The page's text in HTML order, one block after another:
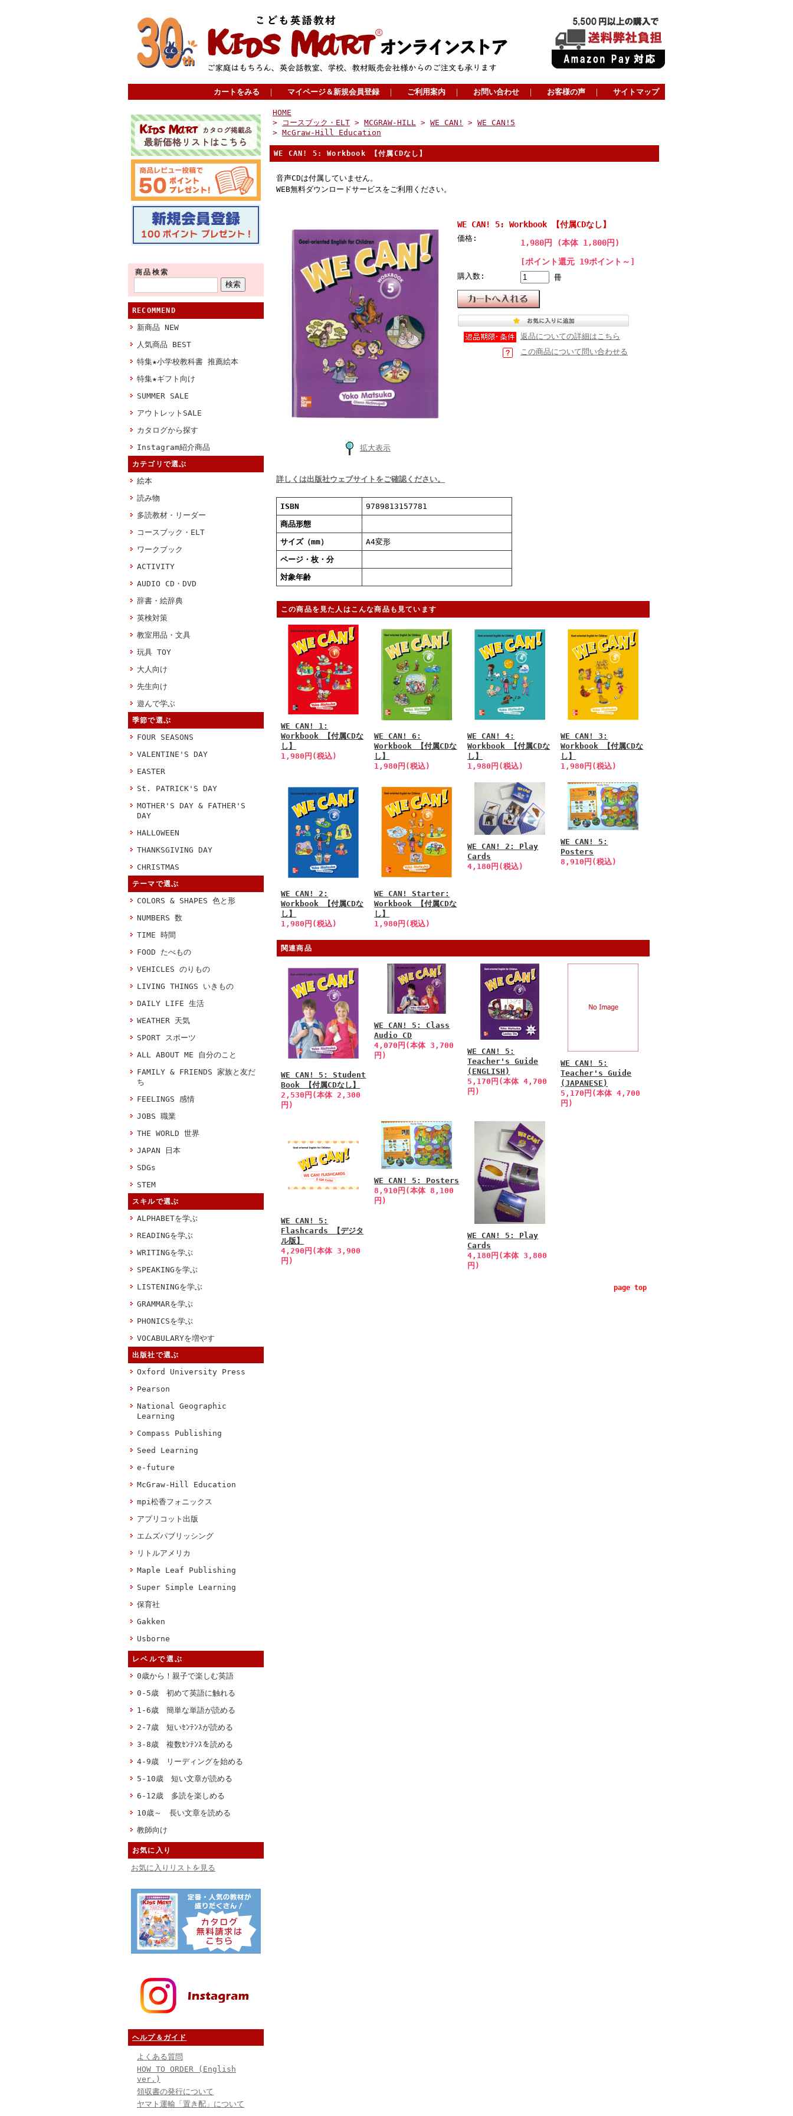
カートをみる ｜ マイページ＆新規会員登録 ｜ ご利用案内 ｜ お問い合わせ ｜ お客様の声 ｜ サイトマップ
商品検索
RECOMMEND
新商品 NEW
人気商品 BEST
特集★小学校教科書 推薦絵本
特集★ギフト向け
SUMMER SALE
アウトレットSALE
カタログから探す
Instagram紹介商品
カテゴリで選ぶ
絵本
読み物
多読教材・リーダー
コースブック・ELT
ワークブック
ACTIVITY
AUDIO CD・DVD
辞書・絵辞典
英検対策
教室用品・文具
玩具 TOY
大人向け
先生向け
遊んで学ぶ
季節で選ぶ
FOUR SEASONS
VALENTINE'S DAY
EASTER
St. PATRICK'S DAY
MOTHER'S DAY & FATHER'S
DAY
HALLOWEEN
THANKSGIVING DAY
CHRISTMAS
テーマで選ぶ
COLORS & SHAPES 色と形
NUMBERS 数
TIME 時間
FOOD たべもの
VEHICLES のりもの
LIVING THINGS いきもの
DAILY LIFE 生活
WEATHER 天気
SPORT スポーツ
ALL ABOUT ME 自分のこと
FAMILY & FRIENDS 家族と友だ
ち
FEELINGS 感情
JOBS 職業
THE WORLD 世界
JAPAN 日本
SDGs
STEM
スキルで選ぶ
ALPHABETを学ぶ
READINGを学ぶ
WRITINGを学ぶ
SPEAKINGを学ぶ
LISTENINGを学ぶ
GRAMMARを学ぶ
PHONICSを学ぶ
VOCABULARYを増やす
出版社で選ぶ
Oxford University Press
Pearson
National Geographic
Learning
Compass Publishing
Seed Learning
e-future
McGraw-Hill Education
mpi松香フォニックス
アプリコット出版
エムズパブリッシング
リトルアメリカ
Maple Leaf Publishing
Super Simple Learning
保育社
Gakken
Usborne
レベルで選ぶ
0歳から！親子で楽しむ英語
0-5歳 初めて英語に触れる
1-6歳 簡単な単語が読める
2-7歳 短いｾﾝﾃﾝｽが読める
3-8歳 複数ｾﾝﾃﾝｽを読める
4-9歳 リーディングを始める
5-10歳 短い文章が読める
6-12歳 多読を楽しめる
10歳～ 長い文章を読める
教師向け
お気に入り
お気に入りリストを見る
ヘルプ＆ガイド
よくある質問
HOW TO ORDER (English
ver.)
領収書の発行について
ヤマト運輸「置き配」について
HOME
>
コースブック・ELT > MCGRAW-HILL > WE CAN! > WE CAN!5
> McGraw-Hill Education
WE CAN! 5: Workbook 【付属CDなし】
音声CDは付属していません。
WEB無料ダウンロードサービスをご利用ください。
拡大表示
WE CAN! 5: Workbook 【付属CDなし】
価格:
1,980円 (本体 1,800円)
[ポイント還元 19ポイント～]
購入数: 冊
返品についての詳細はこちら
この商品について問い合わせる
詳しくは出版社ウェブサイトをご確認ください。
ISBN
9789813157781
商品形態
サイズ（mm）
A4変形
ページ・枚・分
対象年齢
この商品を見た人はこんな商品も見ています
WE CAN! 1:
Workbook 【付属CDな
し】
1,980円(税込)
WE CAN! 6:
Workbook 【付属CDな
し】
1,980円(税込)
WE CAN! 4:
Workbook 【付属CDな
し】
1,980円(税込)
WE CAN! 3:
Workbook 【付属CDな
し】
1,980円(税込)
WE CAN! 2:
Workbook 【付属CDな
し】
1,980円(税込)
WE CAN! Starter:
Workbook 【付属CDな
し】
1,980円(税込)
WE CAN! 2: Play
Cards
4,180円(税込)
WE CAN! 5:
Posters
8,910円(税込)
関連商品
WE CAN! 5: Student
Book 【付属CDなし】
2,530円(本体 2,300
円)
WE CAN! 5: Class
Audio CD
4,070円(本体 3,700
円)
WE CAN! 5:
Teacher's Guide
(ENGLISH)
5,170円(本体 4,700
円)
WE CAN! 5:
Teacher's Guide
(JAPANESE)
5,170円(本体 4,700
円)
WE CAN! 5:
Flashcards 【デジタ
ル版】
4,290円(本体 3,900
円)
WE CAN! 5: Posters
8,910円(本体 8,100
円)
WE CAN! 5: Play
Cards
4,180円(本体 3,800
円)
page top